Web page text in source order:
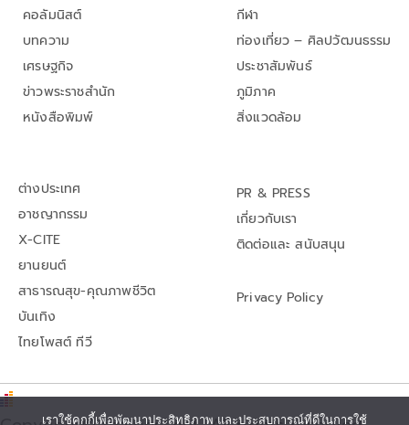
คอลัมนิสต์
บทความ
เศรษฐกิจ
ข่าวพระราชสำนัก
หนังสือพิมพ์
กีฬา
ท่องเที่ยว – ศิลปวัฒนธรรม
ประชาสัมพันธ์
ภูมิภาค
สิ่งแวดล้อม
ต่างประเทศ
อาชญากรรม
X-CITE
ยานยนต์
สาธารณสุข-คุณภาพชีวิต
บันเทิง
ไทยโพสต์ ทีวี
PR & PRESS
เกี่ยวกับเรา
ติดต่อและ สนับสนุน
Privacy Policy
เราใช้คุกกี้เพื่อพัฒนาประสิทธิภาพ และประสบการณ์ที่ดีในการใช้